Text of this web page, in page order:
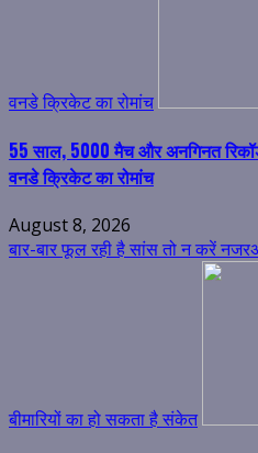
वनडे क्रिकेट का रोमांच
55 साल, 5000 मैच और अनगिनत
वनडे क्रिकेट का रोमांच
August 8, 2026
बार-बार फूल रही है सांस तो न करें
बीमारियों का हो सकता है संकेत